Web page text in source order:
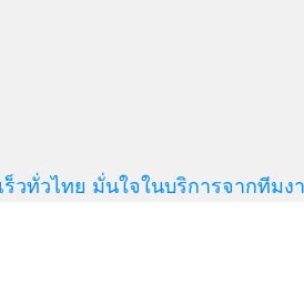
ร็วทั่วไทย มั่นใจในบริการจากทีม